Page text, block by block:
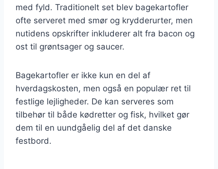
med fyld. Traditionelt set blev bagekartofler
ofte serveret med smør og krydderurter, men
nutidens opskrifter inkluderer alt fra bacon og
ost til grøntsager og saucer.
Bagekartofler er ikke kun en del af
hverdagskosten, men også en populær ret til
festlige lejligheder. De kan serveres som
tilbehør til både kødretter og fisk, hvilket gør
dem til en uundgåelig del af det danske
festbord.